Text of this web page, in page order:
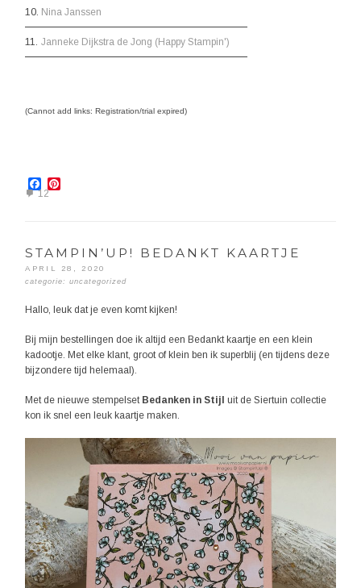
10. Nina Janssen
11. Janneke Dijkstra de Jong (Happy Stampin')
(Cannot add links: Registration/trial expired)
Facebook
12
STAMPIN’UP! BEDANKT KAARTJE
APRIL 28, 2020
categorie:uncategorized
Hallo, leuk dat je even komt kijken!
Bij mijn bestellingen doe ik altijd een Bedankt kaartje en een klein
kadootje. Met elke klant, groot of klein ben ik superblij (en tijdens deze
bijzondere tijd helemaal).
Met de nieuwe stempelset Bedanken in Stijl uit de Siertuin collectie
kon ik snel een leuk kaartje maken.